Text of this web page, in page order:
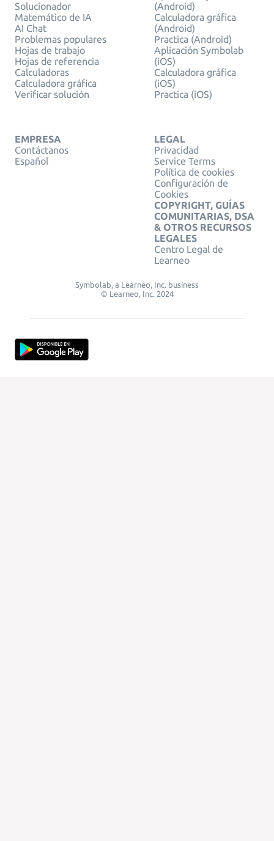
Solucionador
Matemático de IA
AI Chat
Problemas populares
Hojas de trabajo
Hojas de referencia
Calculadoras
Calculadora gráfica
Verificar solución
(Android)
Calculadora gráfica
(Android)
Practica (Android)
Aplicación Symbolab
(iOS)
Calculadora gráfica
(iOS)
Practica (iOS)
EMPRESA
Contáctanos
Español
LEGAL
Privacidad
Service Terms
Política de cookies
Configuración de
Cookies
COPYRIGHT, GUÍAS
COMUNITARIAS, DSA
& OTROS RECURSOS
LEGALES
Centro Legal de
Learneo
Symbolab, a Learneo, Inc. business
© Learneo, Inc. 2024